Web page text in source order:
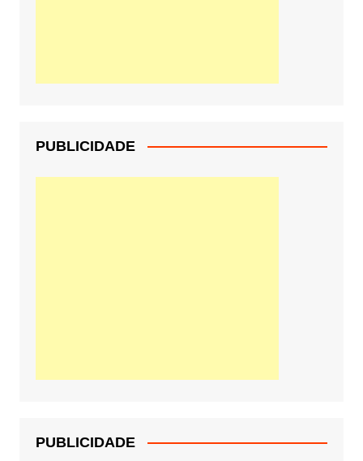
PUBLICIDADE
PUBLICIDADE